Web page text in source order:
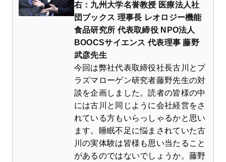
右：九州大学名誉教授 医療法人社
団ブックス 理事長 レオロジー機能
食品研究所 代表取締役 NPO法人
BOOCSサイエンス 代表理事 藤野
武彦先生
今回は弊社代表取締役社長古川とプ
ラズマローゲン研究者藤野先生の対
談を企画しました。読者の皆様の中
には古川と同じように会社経営をさ
れている方もいらっしゃるかと思い
ます。睡眠不足に悩まされていた古
川の実体験は皆様も思い当たること
があるのではないでしょうか。藤野